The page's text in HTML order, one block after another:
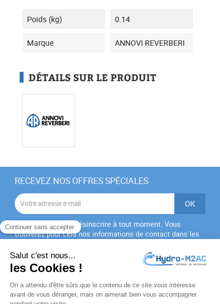
Poids (kg) 0.14
Marque ANNOVI REVERBERI
DÉTAILS SUR LE PRODUIT
RECEVEZ NOS OFFRES SPÉCIALES
Vous pouvez vous désinscrire à tout moment. Vous
trouverez pour cela nos informations de contact dans les
J'accepte lesconditions générales
politique de
confidentialité